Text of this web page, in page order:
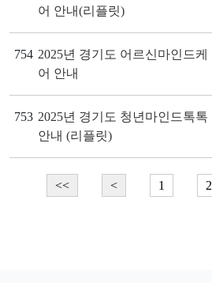
어 안내(리플릿)
754 2025년 경기도 어르신마인드케
어 안내
753 2025년 경기도 청년마인드톡톡
안내 (리플릿)
<< < 1 2